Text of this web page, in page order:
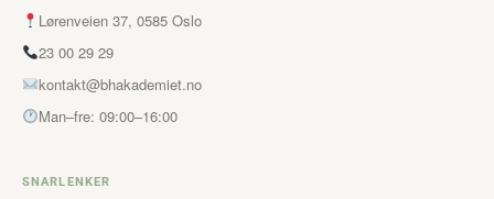
Lørenveien 37, 0585 Oslo
23 00 29 29
kontakt@bhakademiet.no
Man–fre: 09:00–16:00
SNARLENKER